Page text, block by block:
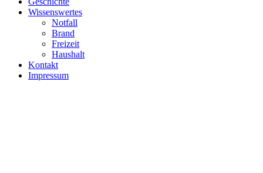
Wissenswertes
Notfall
Brand
Freizeit
Haushalt
Kontakt
Impressum